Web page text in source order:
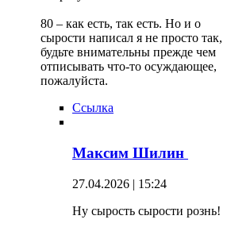
80 – как есть, так есть. Но и о
сырости написал я не просто так,
будьте внимательны прежде чем
отписывать что-то осуждающее,
пожалуйста.
Ссылка
Максим Шилин
27.04.2026 | 15:24
Ну сырость сырости рознь!